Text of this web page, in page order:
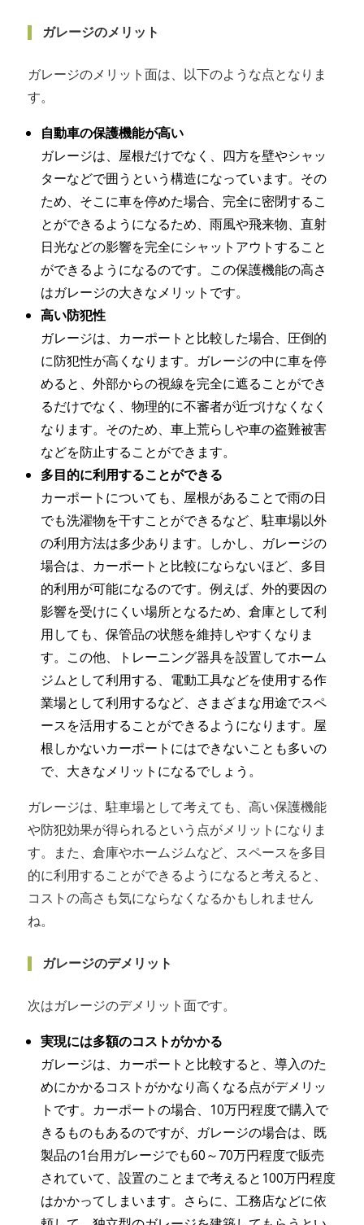
ガレージのメリット
ガレージのメリット面は、以下のような点となりま
す。
自動車の保護機能が高い
ガレージは、屋根だけでなく、四方を壁やシャッ
ターなどで囲うという構造になっています。その
ため、そこに車を停めた場合、完全に密閉するこ
とができるようになるため、雨風や飛来物、直射
日光などの影響を完全にシャットアウトすること
ができるようになるのです。この保護機能の高さ
はガレージの大きなメリットです。
高い防犯性
ガレージは、カーポートと比較した場合、圧倒的
に防犯性が高くなります。ガレージの中に車を停
めると、外部からの視線を完全に遮ることができ
るだけでなく、物理的に不審者が近づけなくなく
なります。そのため、車上荒らしや車の盗難被害
などを防止することができます。
多目的に利用することができる
カーポートについても、屋根があることで雨の日
でも洗濯物を干すことができるなど、駐車場以外
の利用方法は多少あります。しかし、ガレージの
場合は、カーポートと比較にならないほど、多目
的利用が可能になるのです。例えば、外的要因の
影響を受けにくい場所となるため、倉庫として利
用しても、保管品の状態を維持しやすくなりま
す。この他、トレーニング器具を設置してホーム
ジムとして利用する、電動工具などを使用する作
業場として利用するなど、さまざまな用途でスペ
ースを活用することができるようになります。屋
根しかないカーポートにはできないことも多いの
で、大きなメリットになるでしょう。
ガレージは、駐車場として考えても、高い保護機能
や防犯効果が得られるという点がメリットになりま
す。また、倉庫やホームジムなど、スペースを多目
的に利用することができるようになると考えると、
コストの高さも気にならなくなるかもしれません
ね。
ガレージのデメリット
次はガレージのデメリット面です。
実現には多額のコストがかかる
ガレージは、カーポートと比較すると、導入のた
めにかかるコストがかなり高くなる点がデメリッ
トです。カーポートの場合、10万円程度で購入で
きるものもあるのですが、ガレージの場合は、既
製品の1台用ガレージでも60～70万円程度で販売
されていて、設置のことまで考えると100万円程度
はかかってしまいます。さらに、工務店などに依